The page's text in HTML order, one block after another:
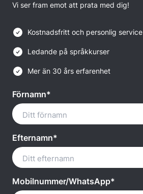
Vi ser fram emot att prata med dig!
Kostnadsfritt och personlig service
Ledande på språkkurser
Mer än 30 års erfarenhet
Förnamn*
Efternamn*
Mobilnummer/WhatsApp*